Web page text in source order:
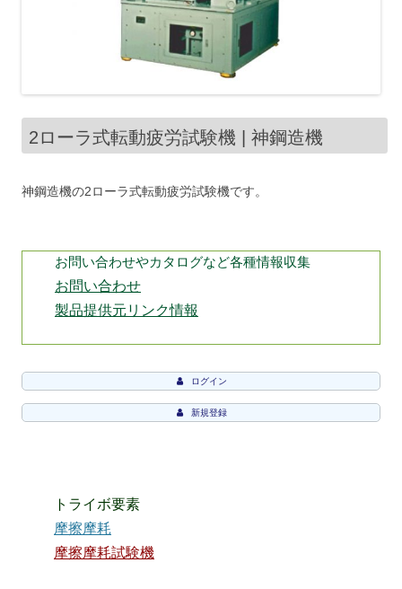
2ローラ式転動疲労試験機 | 神鋼造機
神鋼造機の2ローラ式転動疲労試験機です。
お問い合わせやカタログなど各種情報収集
お問い合わせ
製品提供元リンク情報
ログイン
新規登録
トライボ要素
摩擦摩耗
摩擦摩耗試験機